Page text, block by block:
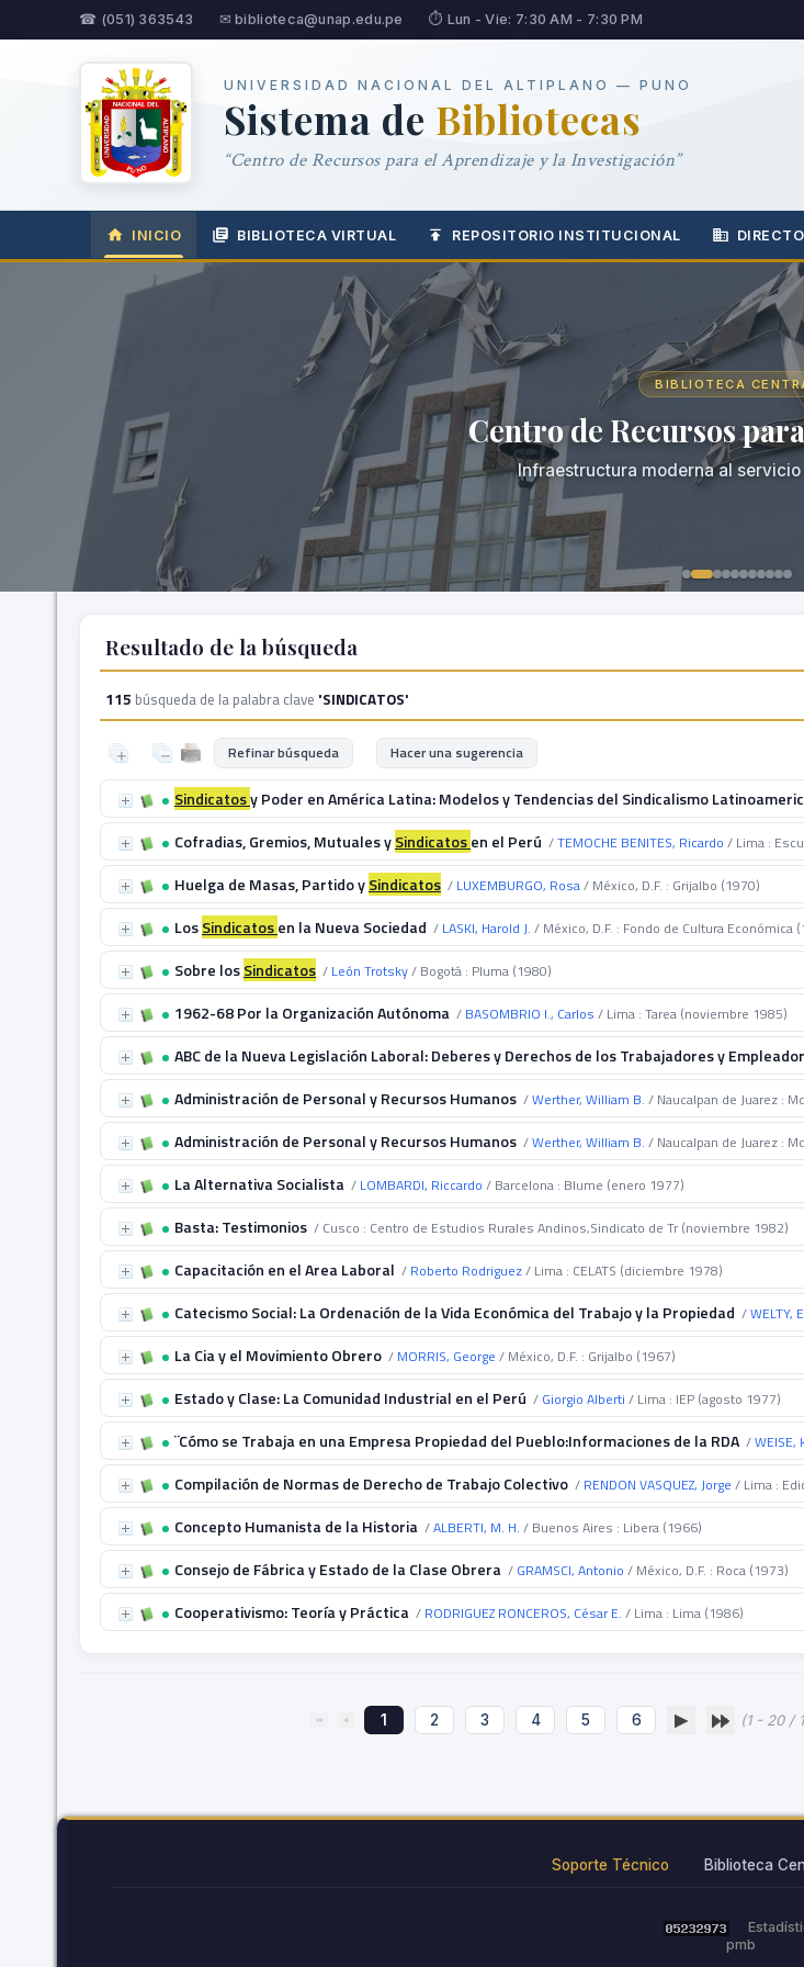
☎ (051) 363543 ✉ biblioteca@unap.edu.pe ⏱ Lun - Vie: 7:30 AM - 7:30 PM
UNIVERSIDAD NACIONAL DEL ALTIPLANO — PUNO
Sistema de Bibliotecas
“Centro de Recursos para el Aprendizaje y la Investigación”
INICIO BIBLIOTECA VIRTUAL REPOSITORIO INSTITUCIONAL
BIBLIOTECA
Centro de Recursos
Infraestructura moderna al
Resultado de la búsqueda
115 búsqueda de la palabra clave 'SINDICATOS'
Refinar búsqueda Hacer una sugerencia
Sindicatosy Poder en América Latina: Modelos y Tendencias del Sindicalismo
Cofradias, Gremios, Mutuales ySindicatosen el Perú /TEMOCHE BENITES, Ricardo / Lima :
Huelga de Masas, Partido ySindicatos / LUXEMBURGO, Rosa/ México, D.F. : Grijalbo (1970)
LosSindicatosen la Nueva Sociedad / LASKI, Harold J. / México, D.F. : Fondo de Cultura Económica
Sobre losSindicatos / León Trotsky/ Bogotá : Pluma (1980)
1962-68 Por la Organización Autónoma / BASOMBRIO I., Carlos / Lima : Tarea (noviembre 1985)
ABC de la Nueva Legislación Laboral: Deberes y Derechos de los Trabajadores y
Administración de Personal y Recursos Humanos /Werther, William B. / Naucalpan de Juarez :
Administración de Personal y Recursos Humanos /Werther, William B. / Naucalpan de Juarez :
La Alternativa Socialista / LOMBARDI, Riccardo / Barcelona : Blume (enero 1977)
Basta: Testimonios / Cusco : Centro de Estudios Rurales Andinos,Sindicato de Tr (noviembre 1982)
Capacitación en el Area Laboral / Roberto Rodriguez/ Lima : CELATS (diciembre 1978)
Catecismo Social: La Ordenación de la Vida Económica del Trabajo y la Propiedad /WELTY,
La Cia y el Movimiento Obrero / MORRIS, George / México, D.F. : Grijalbo (1967)
Estado y Clase: La Comunidad Industrial en el Perú / Giorgio Alberti / Lima : IEP (agosto 1977)
¨Cómo se Trabaja en una Empresa Propiedad del Pueblo:Informaciones de la RDA /WEISE,
Compilación de Normas de Derecho de Trabajo Colectivo / RENDON VASQUEZ, Jorge / Lima :
Concepto Humanista de la Historia /ALBERTI, M. H. / Buenos Aires : Libera (1966)
Consejo de Fábrica y Estado de la Clase Obrera / GRAMSCI, Antonio / México, D.F. : Roca (1973)
Cooperativismo: Teoría y Práctica / RODRIGUEZ RONCEROS, César E. / Lima : Lima (1986)
1 2 3 4 5 6 (1 - 20 /
Soporte Técnico Biblioteca
pmb